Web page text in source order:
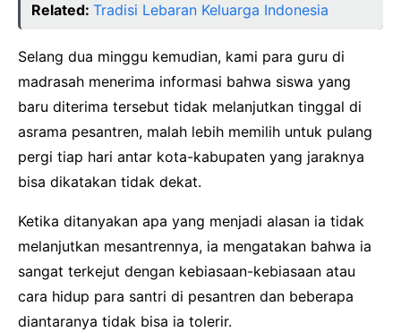
Related: Tradisi Lebaran Keluarga Indonesia
Selang dua minggu kemudian, kami para guru di
madrasah menerima informasi bahwa siswa yang
baru diterima tersebut tidak melanjutkan tinggal di
asrama pesantren, malah lebih memilih untuk pulang
pergi tiap hari antar kota-kabupaten yang jaraknya
bisa dikatakan tidak dekat.
Ketika ditanyakan apa yang menjadi alasan ia tidak
melanjutkan mesantrennya, ia mengatakan bahwa ia
sangat terkejut dengan kebiasaan-kebiasaan atau
cara hidup para santri di pesantren dan beberapa
diantaranya tidak bisa ia tolerir.